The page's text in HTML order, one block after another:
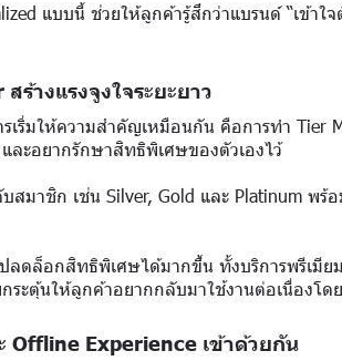
แบบนี้ ช่วยให้ลูกค้ารู้สึกว่าแบรนด์ “เข้าใ
ร้างแรงจูงใจระยะยาว
ริ่มให้ความสำคัญเหมือนกัน คือการทำ Tier
ละอยากรักษาสิทธิพิเศษของตัวเองไว้
บสมาชิก เช่น Silver, Gold และ Platinum พ
ลดล็อกสิทธิพิเศษได้มากขึ้น ทั้งบริการพรีเมี
ระตุ้นให้ลูกค้าอยากกลับมาใช้งานต่อเนื่องโ
Offline Experience เข้าด้วยกัน